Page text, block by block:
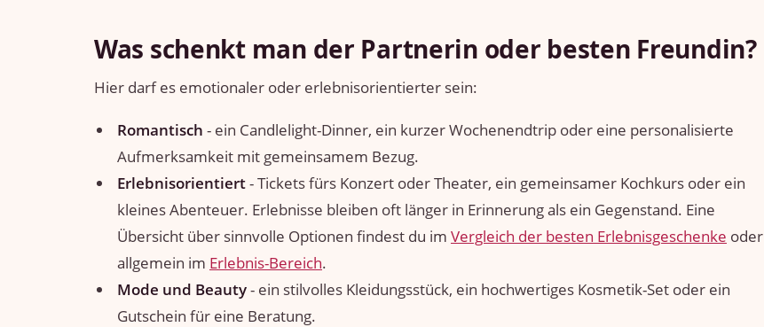
Was schenkt man der Partnerin oder besten Freundin?
Hier darf es emotionaler oder erlebnisorientierter sein:
Romantisch - ein Candlelight-Dinner, ein kurzer Wochenendtrip oder eine personalisierte
Aufmerksamkeit mit gemeinsamem Bezug.
Erlebnisorientiert- Tickets fürs Konzert oder Theater, ein gemeinsamer Kochkurs oder ein
kleines Abenteuer. Erlebnisse bleiben oft länger in Erinnerung als ein Gegenstand. Eine
Übersicht über sinnvolle Optionen findest du im Vergleich der besten Erlebnisgeschenke oder
allgemein im Erlebnis-Bereich.
Mode und Beauty- ein stilvolles Kleidungsstück, ein hochwertiges Kosmetik-Set oder ein
Gutschein für eine Beratung.